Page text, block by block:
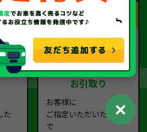
た
Step.4
お引取り
お客様に
ご指定いただいた場所ま
で
✕